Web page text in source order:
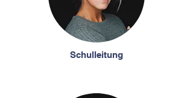
Schulleitung